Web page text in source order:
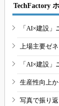
TechFactory
「AI×建設」
上場主要ゼ
「AI×建設」
生産性向上
写真で振り